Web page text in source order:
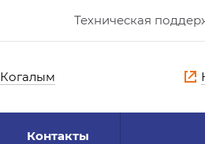
Техническая
Когалым
Контакты